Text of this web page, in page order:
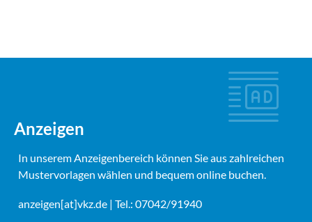
Anzeigen
In unserem Anzeigenbereich können Sie aus zahlreichen
Mustervorlagen wählen und bequem online buchen.
anzeigen[at]vkz.de | Tel.: 07042/91940